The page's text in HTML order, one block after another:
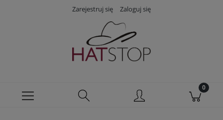
Zarejestruj się Zaloguj się